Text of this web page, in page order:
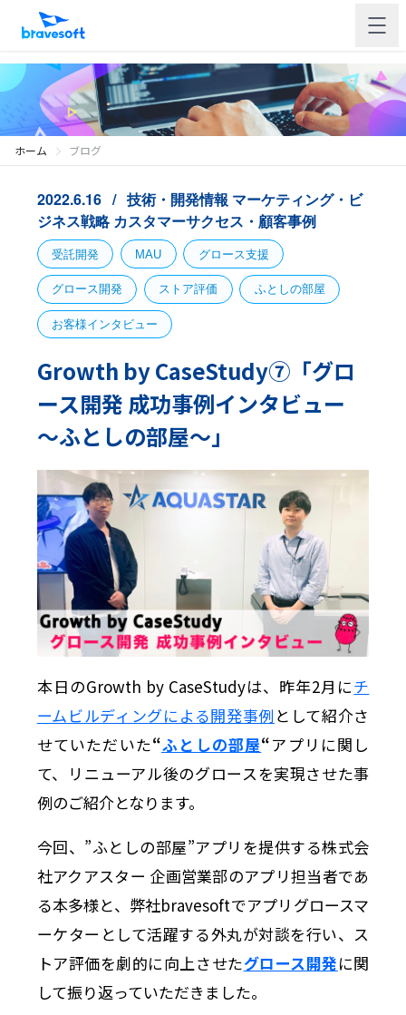
ホーム ブログ
2022.6.16 技術・開発情報 マーケティング・ビ
ジネス戦略カスタマーサクセス・顧客事例
受託開発 MAU グロース支援
グロース開発 ストア評価 ふとしの部屋
お客様インタビュー
Growth by CaseStudy⑦「グロ
ース開発 成功事例インタビュー
〜ふとしの部屋〜」
本日のGrowth by CaseStudyは、昨年2月にチ
ームビルディングによる開発事例 として紹介さ
せていただいた“ふとしの部屋“アプリに関し
て、リニューアル後のグロースを実現させた事
例のご紹介となります。
今回、”ふとしの部屋”アプリを提供する株式会
社アクアスター 企画営業部のアプリ担当者であ
る本多様と、弊社bravesoftでアプリグロースマ
ーケターとして活躍する外丸が対談を行い、ス
トア評価を劇的に向上させたグロース開発に関
して振り返っていただきました。